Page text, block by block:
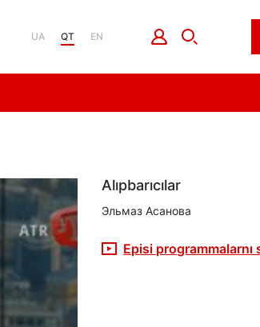
UA QT EN
Alıpbarıcılar
Эльмаз Асанова
Episi programmalarnı